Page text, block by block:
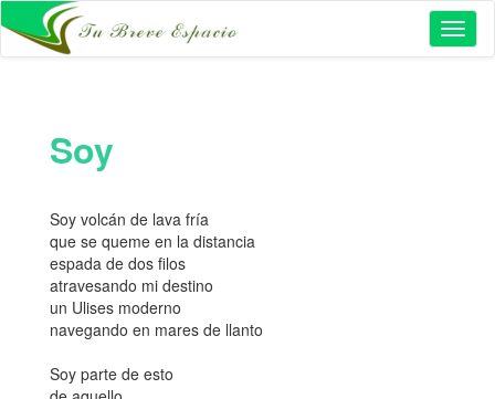
Soy
Soy volcán de lava fría
que se queme en la distancia
espada de dos filos
atravesando mi destino
un Ulises moderno
navegando en mares de llanto
Soy parte de esto